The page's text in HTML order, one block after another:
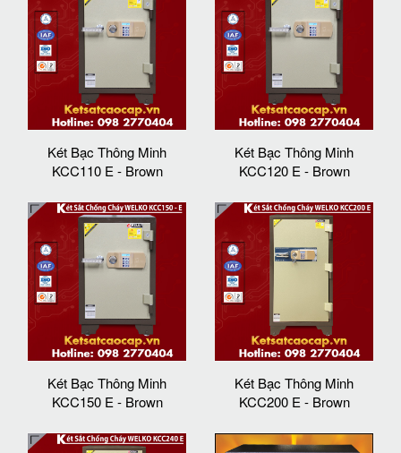
Két Bạc Thông Minh
KCC110 E - Brown
Két Bạc Thông Minh
KCC120 E - Brown
Két Bạc Thông Minh
KCC150 E - Brown
Két Bạc Thông Minh
KCC200 E - Brown